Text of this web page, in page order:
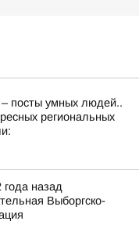
посты умных людей..
региональных
назад
Выборгско-